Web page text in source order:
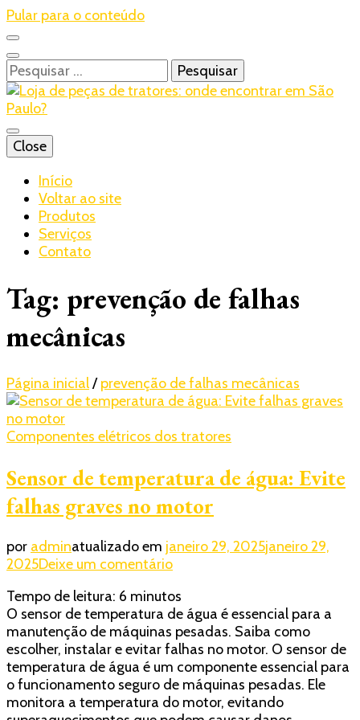
Pular para o conteúdo
Pesquisar
por:
Realtrac
Blog – Realtrac
Close
Início
Voltar ao site
Produtos
Serviços
Contato
Tag: prevenção de falhas
mecânicas
Página inicial/ prevenção de falhas mecânicas
Componentes elétricos dos tratores
Sensor de temperatura de água: Evite
falhas graves no motor
por adminatualizado em janeiro 29, 2025janeiro 29,
2025Deixe um comentárioem
de
temperatura
de
água:
Evite
falhas
graves
Tempo de leitura: 6 minutos
O sensor de temperatura de água é essencial para a
manutenção de máquinas pesadas. Saiba como
escolher, instalar e evitar falhas no motor. O sensor de
temperatura de água é um componente essencial para
o funcionamento seguro de máquinas pesadas. Ele
monitora a temperatura do motor, evitando